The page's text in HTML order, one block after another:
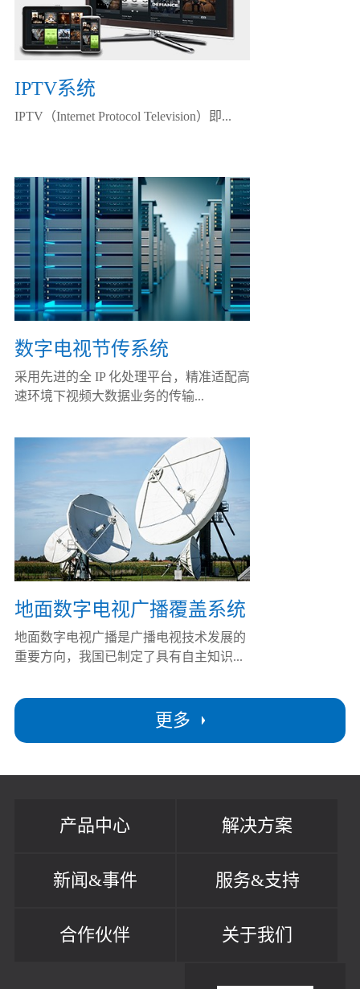
更多
IPTV系统
IPTV（Internet Protocol Television）即...
数字电视节传系统
采用先进的全 IP 化处理平台，精准适配高
速环境下视频大数据业务的传输...
地面数字电视广播覆盖系统
地面数字电视广播是广播电视技术发展的
重要方向，我国已制定了具有自主知识...
产品中心 解决方案
新闻&事件 服务&支持
合作伙伴 关于我们